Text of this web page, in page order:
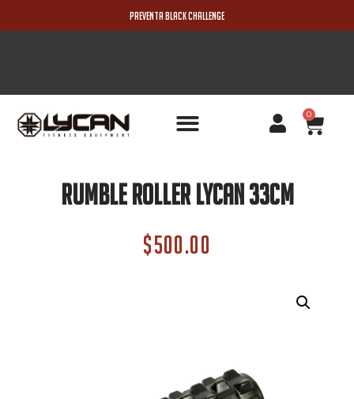
PREVENTA BLACK CHALLENGE
0
Rumble Roller Lycan 33Cm
$500.00